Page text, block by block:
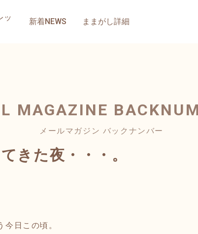
ッ
新着NEWS ままがし詳細
MAGAZINE
メールマガジン バックナンバー
きた夜・・・。
今日この頃。